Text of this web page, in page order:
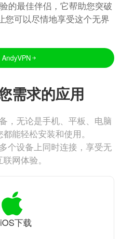
的最佳伴侣，它帮助您突破
您可以尽情地享受这个无界
需求的应用
，无论是手机、平板、电脑
能轻松安装和使用。
个设备上同时连接，享受无
网体验。
iOS下载